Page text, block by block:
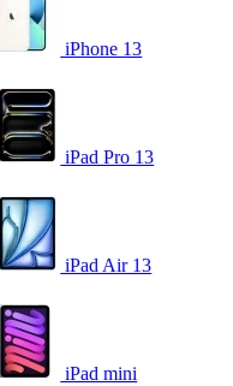
iPhone 13
iPad Pro 13
iPad Air 13
iPad mini